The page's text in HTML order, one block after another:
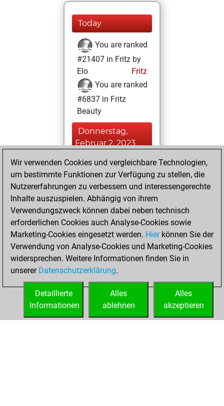
Today
You are ranked
#21407 in Fritz by
Elo
Fritz
You are ranked
#6837 in Fritz
Beauty
Donnerstag,
Februar 2, 2023
You achieved a
BeautyScore of 39
Fritz
achieved a new Elo
of 1541
Montag, Januar
30, 2023
You created
your Fritz account
Wir verwenden Cookies und vergleichbare Technologien,
um bestimmte Funktionen zur Verfügung zu stellen, die
Nutzererfahrungen zu verbessern und interessengerechte
Inhalte auszuspielen. Abhängig von ihrem
Verwendungszweck können dabei neben technisch
erforderlichen Cookies auch Analyse-Cookies sowie
Marketing-Cookies eingesetzt werden. Hierkönnen Sie der
Verwendung von Analyse-Cookies und Marketing-Cookies
widersprechen. Weitere Informationen finden Sie in
unserer Datenschutzerklärung.
Alles
akzeptieren
Alles
ablehnen
Detaillierte
Informationen